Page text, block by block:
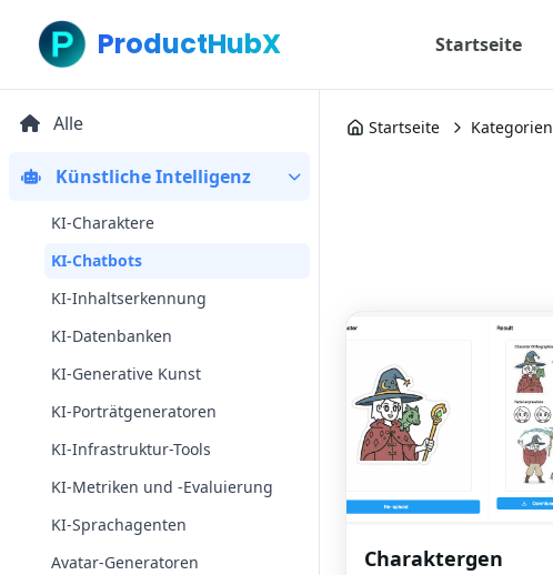
ProductHubX Startseite
Alle
Künstliche Intelligenz
KI-Charaktere
KI-Chatbots
KI-Inhaltserkennung
KI-Datenbanken
KI-Generative Kunst
KI-Porträtgeneratoren
KI-Infrastruktur-Tools
KI-Metriken und -Evaluierung
KI-Sprachagenten
Avatar-Generatoren
Startseite Kategorien
Charaktergen